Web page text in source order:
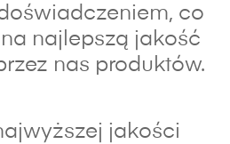
co
najlepszą jakość
nas produktów.
jakości